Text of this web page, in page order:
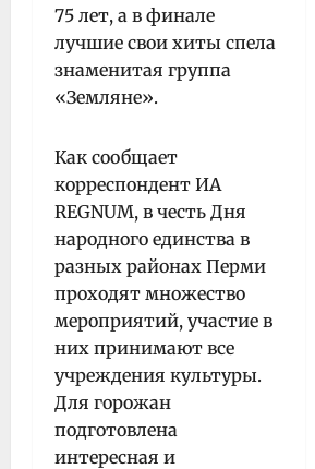
75 лет, а в финале
лучшие свои хиты спела
знаменитая группа
«Земляне».
Как сообщает
корреспондент ИА
REGNUM, в честь Дня
народного единства в
разных районах Перми
проходят множество
мероприятий, участие в
них принимают все
учреждения культуры.
Для горожан
подготовлена
интересная и